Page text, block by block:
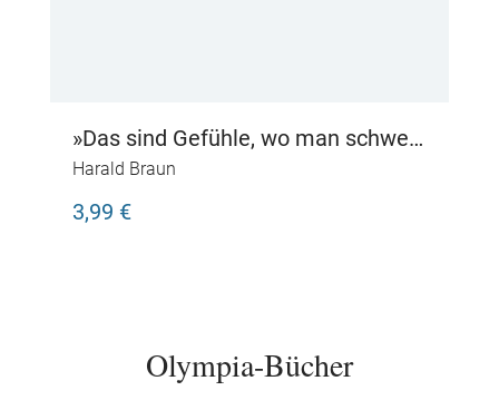
»Das sind Gefühle, wo man schwer
beschreiben kann!«
Harald Braun
3,99 €
Olympia-Bücher